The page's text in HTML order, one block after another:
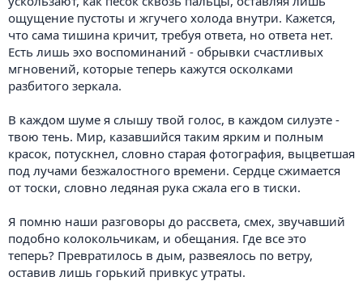
ощущение пустоты и жгучего холода внутри. Кажется,
что сама тишина кричит, требуя ответа, но ответа нет.
Есть лишь эхо воспоминаний - обрывки счастливых
мгновений, которые теперь кажутся осколками
разбитого зеркала.
В каждом шуме я слышу твой голос, в каждом силуэте -
твою тень. Мир, казавшийся таким ярким и полным
красок, потускнел, словно старая фотография, выцветшая
под лучами безжалостного времени. Сердце сжимается
от тоски, словно ледяная рука сжала его в тиски.
Я помню наши разговоры до рассвета, смех, звучавший
подобно колокольчикам, и обещания. Где все это
теперь? Превратилось в дым, развеялось по ветру,
оставив лишь горький привкус утраты.